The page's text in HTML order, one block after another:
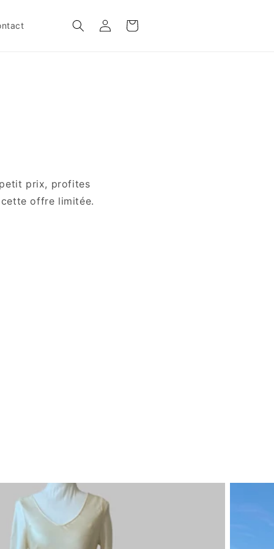
ConnexionPanier
prix, profites
offre limitée.